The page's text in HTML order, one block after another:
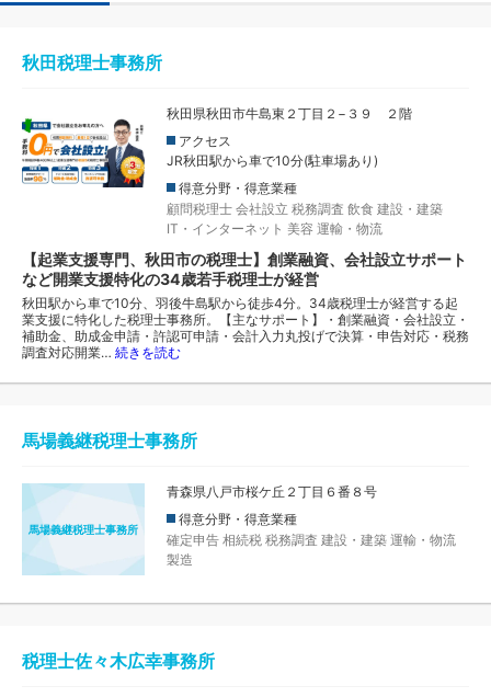
秋田税理士事務所
秋田県秋田市牛島東２丁目２−３９ ２階
アクセス
JR秋田駅から車で10分(駐車場あり)
得意分野・得意業種
顧問税理士 会社設立 税務調査 飲食 建設・建築
IT・インターネット 美容 運輸・物流
【起業支援専門、秋田市の税理士】創業融資、会社設立サポート
など開業支援特化の34歳若手税理士が経営
秋田駅から車で10分、羽後牛島駅から徒歩4分。34歳税理士が経営する起
業支援に特化した税理士事務所。【主なサポート】・創業融資・会社設立・
補助金、助成金申請・許認可申請・会計入力丸投げで決算・申告対応・税務
調査対応開業… 続きを読む
馬場義継税理士事務所
馬場義継税理士事務所
青森県八戸市桜ケ丘２丁目６番８号
得意分野・得意業種
確定申告 相続税 税務調査 建設・建築 運輸・物流
製造
税理士佐々木広幸事務所